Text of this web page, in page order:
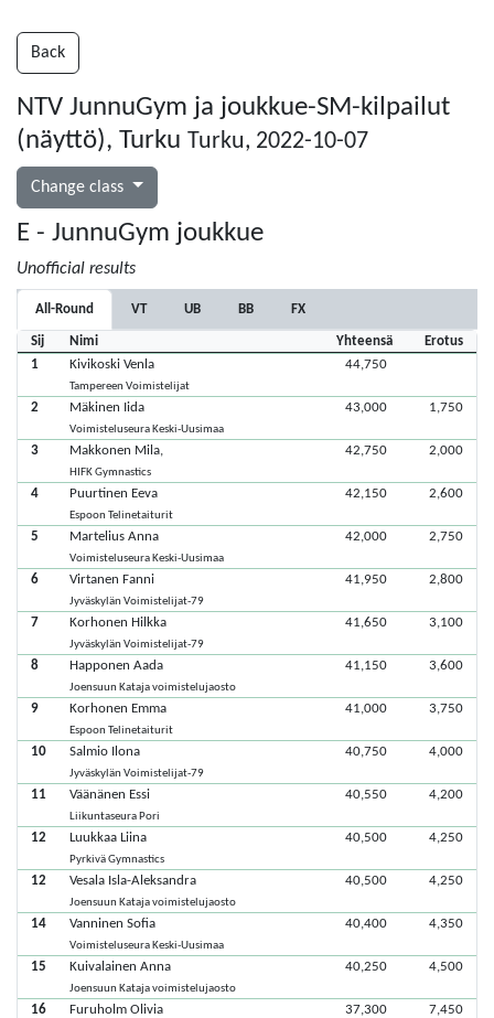
Back
NTV JunnuGym ja joukkue-SM-kilpailut
(näyttö), Turku Turku, 2022-10-07
Change class
E - JunnuGym joukkue
Unofficial results
All-Round VT UB BB FX
Sij Nimi Yhteensä
Erotus
1
Kivikoski Venla
Tampereen Voimistelijat
44,750
2 Mäkinen Iida
Voimisteluseura Keski-Uusimaa
43,000 1,750
3 Makkonen Mila,
HIFK Gymnastics
42,750 2,000
4 Puurtinen Eeva
Espoon Telinetaiturit
42,150 2,600
5 Martelius Anna
Voimisteluseura Keski-Uusimaa
42,000 2,750
6 Virtanen Fanni
Jyväskylän Voimistelijat-79
41,950 2,800
7 Korhonen Hilkka
Jyväskylän Voimistelijat-79
41,650 3,100
8 Happonen Aada
Joensuun Kataja voimistelujaosto
41,150 3,600
9 Korhonen Emma
Espoon Telinetaiturit
41,000 3,750
10 Salmio Ilona
Jyväskylän Voimistelijat-79
40,750 4,000
11 Väänänen Essi
Liikuntaseura Pori
40,550 4,200
12 Luukkaa Liina
Pyrkivä Gymnastics
40,500 4,250
12 Vesala Isla-Aleksandra
Joensuun Kataja voimistelujaosto
40,500 4,250
14 Vanninen Sofia
Voimisteluseura Keski-Uusimaa
40,400 4,350
15 Kuivalainen Anna
Joensuun Kataja voimistelujaosto
40,250 4,500
16 Furuholm Olivia 37,300 7,450